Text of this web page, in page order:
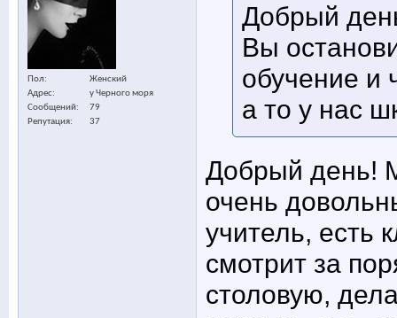
Пол
Женский
Адрес
у Черного моря
Сообщений
79
Репутация
37
Добрый
Вы
обучение и
а то у нас
Добрый день!
очень
учитель, есть
смотрит за
столовую,